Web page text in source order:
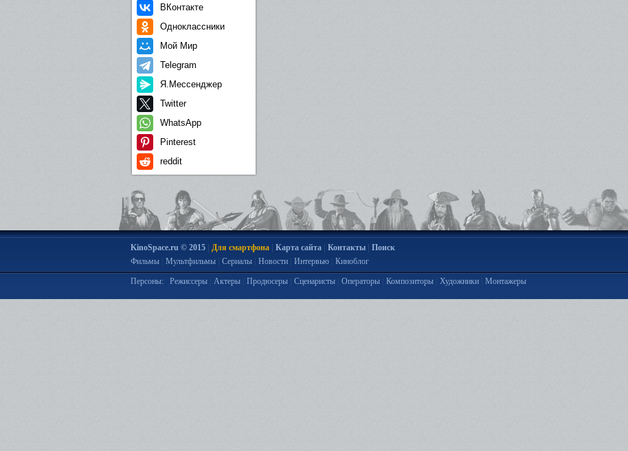
ВКонтакте
Одноклассники
Мой Мир
Telegram
Я.Мессенджер
Twitter
WhatsApp
Pinterest
reddit
KinoSpace.ru © 2015| Для смартфона| Карта сайта| Контакты| Поиск
Фильмы| Мультфильмы| Сериалы| Новости| Интервью| Киноблог
Персоны: Режиссеры| Актеры| Продюсеры| Сценаристы| Операторы| Композиторы| Художники| Монтажеры